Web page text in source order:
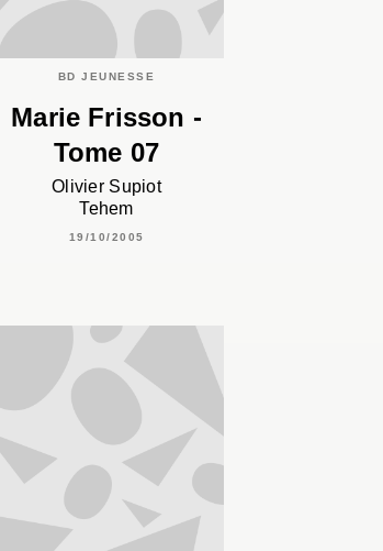
BD JEUNESSE
Marie Frisson -
Tome 07
Olivier Supiot
Tehem
19/10/2005